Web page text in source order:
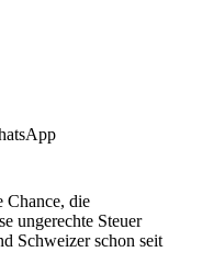
Chance, die
ungerechte Steuer
Schweizer schon seit